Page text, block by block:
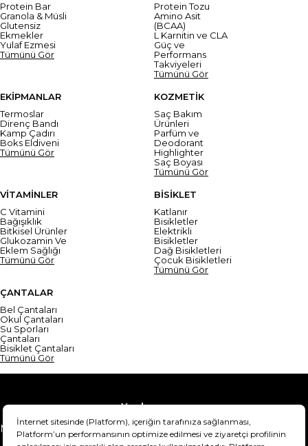
Protein Bar
Granola & Müsli
Glutensiz
Ekmekler
Yulaf Ezmesi
Tümünü Gör
Protein Tozu
Amino Asit
(BCAA)
L Karnitin ve CLA
Güç ve
Performans
Takviyeleri
Tümünü Gör
EKİPMANLAR
Termoslar
Direnç Bandı
Kamp Çadırı
Boks Eldiveni
Tümünü Gör
KOZMETİK
Saç Bakım
Ürünleri
Parfüm ve
Deodorant
Highlighter
Saç Boyası
Tümünü Gör
VİTAMİNLER
C Vitamini
Bağışıklık
Bitkisel Ürünler
Glukozamin Ve
Eklem Sağlığı
Tümünü Gör
BİSİKLET
Katlanır
Bisikletler
Elektrikli
Bisikletler
Dağ Bisikletleri
Çocuk Bisikletleri
Tümünü Gör
ÇANTALAR
Bel Çantaları
Okul Çantaları
Su Sporları
Çantaları
Bisiklet Çantaları
Tümünü Gör
Yardım
Mesafeli Satış Sözleşmesi
Teslimat Bilgisi